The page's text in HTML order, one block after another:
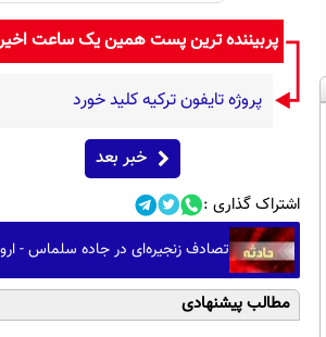
پربیننده ترین پست همین یک ساعت
پروژه تایفون ترکیه کلید خورد
خبر بعد
اشتراک گذاری :
تصادف زنجیره‌ای در جاده سلماس - ارومیه/ ۶ فوتی و
مطالب پیشنهادی